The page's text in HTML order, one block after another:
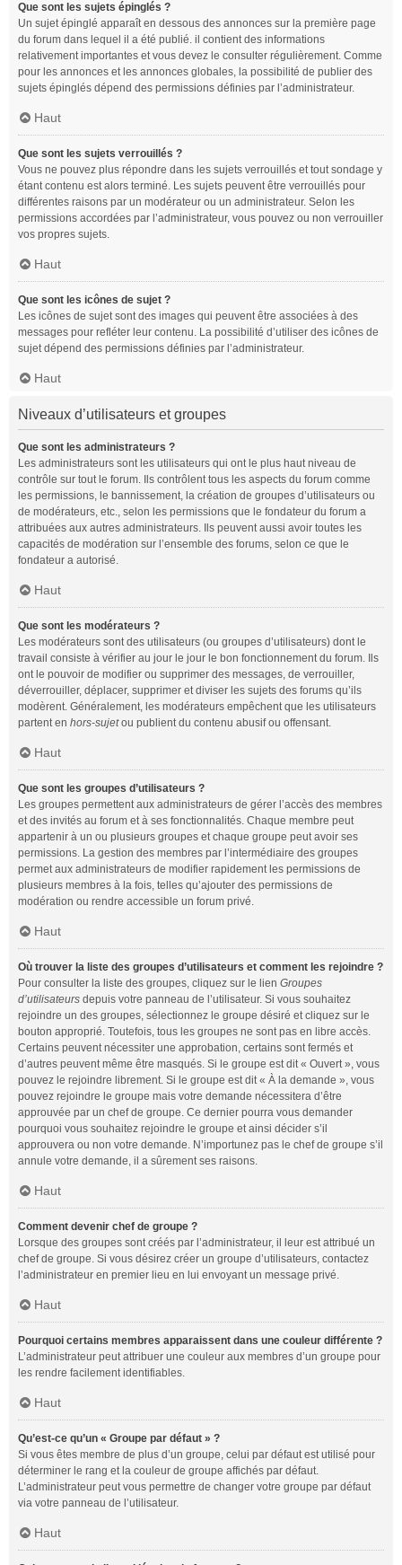
Que sont les sujets épinglés ?
Un sujet épinglé apparaît en dessous des annonces sur la première page
du forum dans lequel il a été publié. il contient des informations
relativement importantes et vous devez le consulter régulièrement. Comme
pour les annonces et les annonces globales, la possibilité de publier des
sujets épinglés dépend des permissions définies par l’administrateur.
Haut
Que sont les sujets verrouillés ?
Vous ne pouvez plus répondre dans les sujets verrouillés et tout sondage y
étant contenu est alors terminé. Les sujets peuvent être verrouillés pour
différentes raisons par un modérateur ou un administrateur. Selon les
permissions accordées par l’administrateur, vous pouvez ou non verrouiller
vos propres sujets.
Haut
Que sont les icônes de sujet ?
Les icônes de sujet sont des images qui peuvent être associées à des
messages pour refléter leur contenu. La possibilité d’utiliser des icônes de
sujet dépend des permissions définies par l’administrateur.
Haut
Niveaux d’utilisateurs et groupes
Que sont les administrateurs ?
Les administrateurs sont les utilisateurs qui ont le plus haut niveau de
contrôle sur tout le forum. Ils contrôlent tous les aspects du forum comme
les permissions, le bannissement, la création de groupes d’utilisateurs ou
de modérateurs, etc., selon les permissions que le fondateur du forum a
attribuées aux autres administrateurs. Ils peuvent aussi avoir toutes les
capacités de modération sur l’ensemble des forums, selon ce que le
fondateur a autorisé.
Haut
Que sont les modérateurs ?
Les modérateurs sont des utilisateurs (ou groupes d’utilisateurs) dont le
travail consiste à vérifier au jour le jour le bon fonctionnement du forum. Ils
ont le pouvoir de modifier ou supprimer des messages, de verrouiller,
déverrouiller, déplacer, supprimer et diviser les sujets des forums qu’ils
modèrent. Généralement, les modérateurs empêchent que les utilisateurs
partent en hors-sujetou publient du contenu abusif ou offensant.
Haut
Que sont les groupes d’utilisateurs ?
Les groupes permettent aux administrateurs de gérer l’accès des membres
et des invités au forum et à ses fonctionnalités. Chaque membre peut
appartenir à un ou plusieurs groupes et chaque groupe peut avoir ses
permissions. La gestion des membres par l’intermédiaire des groupes
permet aux administrateurs de modifier rapidement les permissions de
plusieurs membres à la fois, telles qu’ajouter des permissions de
modération ou rendre accessible un forum privé.
Haut
Où trouver la liste des groupes d’utilisateurs et comment les rejoindre ?
Pour consulter la liste des groupes, cliquez sur le lien Groupes
d’utilisateurs depuis votre panneau de l’utilisateur. Si vous souhaitez
rejoindre un des groupes, sélectionnez le groupe désiré et cliquez sur le
bouton approprié. Toutefois, tous les groupes ne sont pas en libre accès.
Certains peuvent nécessiter une approbation, certains sont fermés et
d’autres peuvent même être masqués. Si le groupe est dit « Ouvert », vous
pouvez le rejoindre librement. Si le groupe est dit « À la demande », vous
pouvez rejoindre le groupe mais votre demande nécessitera d’être
approuvée par un chef de groupe. Ce dernier pourra vous demander
pourquoi vous souhaitez rejoindre le groupe et ainsi décider s’il
approuvera ou non votre demande. N’importunez pas le chef de groupe s’il
annule votre demande, il a sûrement ses raisons.
Haut
Comment devenir chef de groupe ?
Lorsque des groupes sont créés par l’administrateur, il leur est attribué un
chef de groupe. Si vous désirez créer un groupe d’utilisateurs, contactez
l’administrateur en premier lieu en lui envoyant un message privé.
Haut
Pourquoi certains membres apparaissent dans une couleur différente ?
L’administrateur peut attribuer une couleur aux membres d’un groupe pour
les rendre facilement identifiables.
Haut
Qu’est-ce qu’un « Groupe par défaut » ?
Si vous êtes membre de plus d’un groupe, celui par défaut est utilisé pour
déterminer le rang et la couleur de groupe affichés par défaut.
L’administrateur peut vous permettre de changer votre groupe par défaut
via votre panneau de l’utilisateur.
Haut